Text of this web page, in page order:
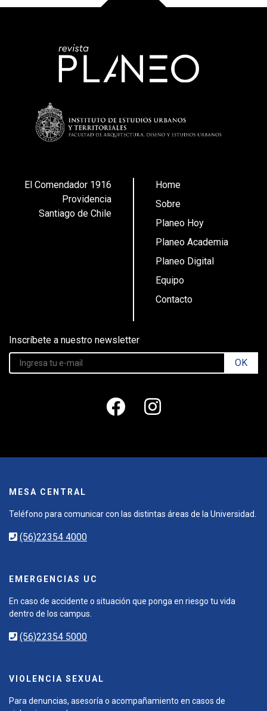
El Comendador 1916
Providencia
Santiago de Chile
Home
Sobre
Planeo Hoy
Planeo Academia
Planeo Digital
Equipo
Contacto
Inscríbete a nuestro newsletter
OK
MESA CENTRAL
Teléfono para comunicar con las distintas áreas de la Universidad.
(56)22354 4000
EMERGENCIAS UC
En caso de accidente o situación que ponga en riesgo tu vida
dentro de los campus.
(56)22354 5000
VIOLENCIA SEXUAL
Para denuncias, asesoría o acompañamiento en casos de